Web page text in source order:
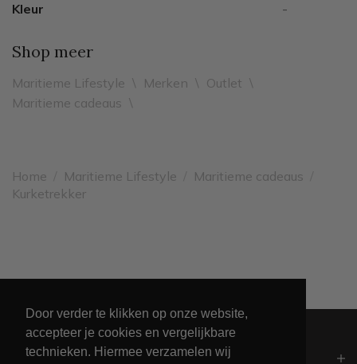
Door verder te klikken op onze website,
accepteer je cookies en vergelijkbare
technieken. Hiermee verzamelen wij
Kleur
-
Shop meer
Maritieme Lifestyle \ Merken \ Outlet \
Maritieme cadeaus \
Home Maritieme Lifestyle Maritieme cadeaus
Kurketrekker
Algemeen